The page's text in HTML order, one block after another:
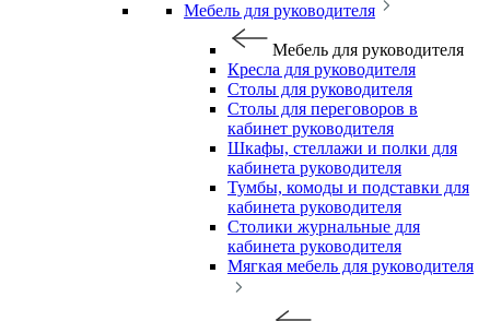
Мебель для руководителя
Мебель для руководителя
Кресла для руководителя
Столы для руководителя
Столы для переговоров в
кабинет руководителя
Шкафы, стеллажи и полки для
кабинета руководителя
Тумбы, комоды и подставки для
кабинета руководителя
Столики журнальные для
кабинета руководителя
Мягкая мебель для руководителя